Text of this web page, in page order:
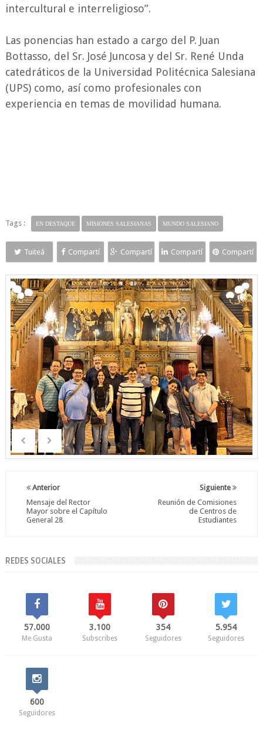
intercultural e interreligioso”.
Las ponencias han estado a cargo del P. Juan
Bottasso, del Sr. José Juncosa y del Sr. René Unda
catedráticos de la Universidad Politécnica Salesiana
(UPS) como, así como profesionales con
experiencia en temas de movilidad humana.
Tags : EN DESTAQUE MISIONES SALESIANAS MUNDO SALESIANO
Tuiteá Compartí Compartí Compartí Compartí
Siguiente
Reunión de Comisiones
de Centros de
Estudiantes
Anterior
Mensaje del Rector
Mayor sobre el Capítulo
General 28
REDES SOCIALES
57.000
Me Gusta
3.100
Subscribes
354
Seguidores
5.954
Seguidores
600
Seguidores